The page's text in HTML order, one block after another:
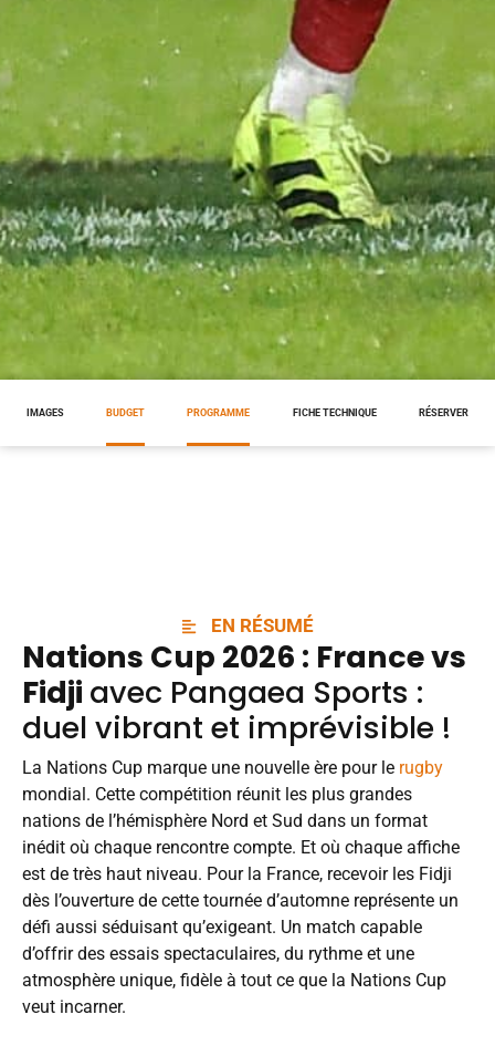
IMAGES BUDGET PROGRAMME FICHE TECHNIQUE RÉSERVER
EN RÉSUMÉ
Nations Cup 2026 : France vs
Fidji avec Pangaea Sports :
duel vibrant et imprévisible !
La Nations Cup marque une nouvelle ère pour le rugby
mondial. Cette compétition réunit les plus grandes
nations de l’hémisphère Nord et Sud dans un format
inédit où chaque rencontre compte. Et où chaque affiche
est de très haut niveau. Pour la France, recevoir les Fidji
dès l’ouverture de cette tournée d’automne représente un
défi aussi séduisant qu’exigeant. Un match capable
d’offrir des essais spectaculaires, du rythme et une
atmosphère unique, fidèle à tout ce que la Nations Cup
veut incarner.